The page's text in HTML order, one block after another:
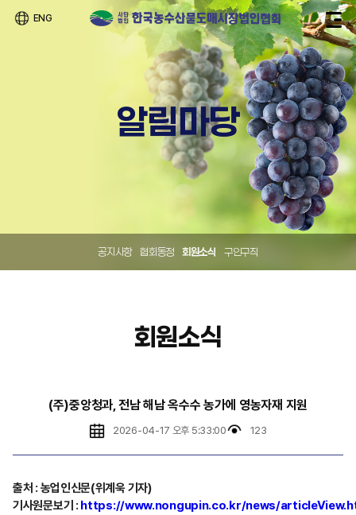
ENG
알림마당
공지사항 협회동정 회원소식 구인구직
회원소식
(주)중앙청과, 전남 해남 옥수수 농가에 영농자재 지원
2026-04-17 오후 5:33:00 123
출처 : 농업인신문(위계욱 기자)
기사원문보기 : https://www.nongupin.co.kr/news/